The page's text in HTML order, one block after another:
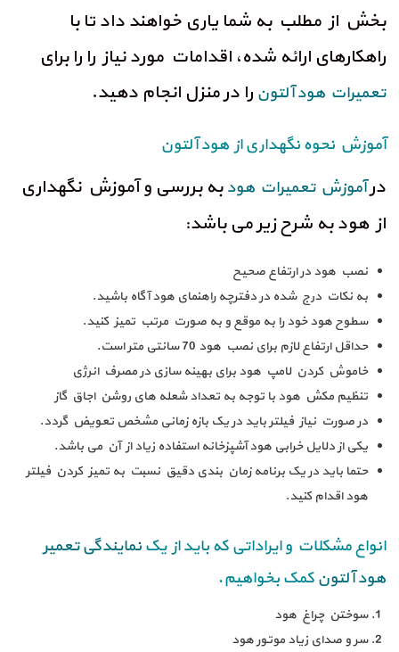
بخش از مطلب به شما یاری خواهند داد تا با
راهکارهای ارائه شده، اقدامات مورد نیاز را را برای
تعمیرات هود آلتون را در منزل انجام دهید.
آموزش نحوه نگهداری از هود آلتون
درآموزش تعمیرات هودبه بررسی و آموزش نگهداری
از هود به شرح زیر می باشد:
نصب هود در ارتفاع صحیح
به نکات درج شده در دفترچه راهنمای هود آگاه باشید.
سطوح هود خود را به موقع و به صورت مرتب تمیز کنید.
حداقل ارتفاع لازم برای نصب هود 70 سانتی متر است.
خاموش کردن لامپ هود برای بهینه سازی در مصرف انرژی
تنظیم مکش هود با توجه به تعداد شعله های روشن اجاق گاز
در صورت نیاز فیلتر باید در یک بازه زمانی مشخص تعویض گردد.
یکی از دلایل خرابی هود آشپزخانه استفاده زیاد از آن می باشد.
حتما باید در یک برنامه زمان بندی دقیق نسبت به تمیز کردن فیلتر
هود اقدام کنید.
انواع مشکلات و ایراداتی که باید از یکنمایندگی تعمیر
هود آلتونکمک بخواهیم.
سوختن چراغ هود
سر و صدای زیاد موتور هود